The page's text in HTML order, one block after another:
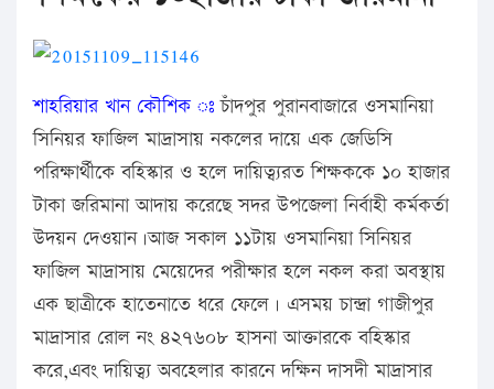
শাহরিয়ার খান কৌশিক ঃ চাঁদপুর পুরানবাজারে ওসমানিয়া
সিনিয়র ফাজিল মাদ্রাসায় নকলের দায়ে এক জেডিসি
পরিক্ষার্থীকে বহিস্কার ও হলে দায়িত্ব্যরত শিক্ষককে ১০ হাজার
টাকা জরিমানা আদায় করেছে সদর উপজেলা নির্বাহী কর্মকর্তা
উদয়ন দেওয়ান।আজ সকাল ১১টায় ওসমানিয়া সিনিয়র
ফাজিল মাদ্রাসায় মেয়েদের পরীক্ষার হলে নকল করা অবস্থায়
এক ছাত্রীকে হাতেনাতে ধরে ফেলে। এসময় চান্দ্রা গাজীপুর
মাদ্রাসার রোল নং ৪২৭৬০৮ হাসনা আক্তারকে বহিস্কার
করে,এবং দায়িত্ব্য অবহেলার কারনে দক্ষিন দাসদী মাদ্রাসার